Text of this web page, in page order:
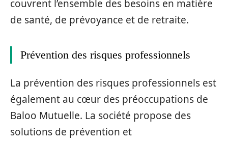
couvrent l’ensemble des besoins en matière
de santé, de prévoyance et de retraite.
Prévention des risques professionnels
La prévention des risques professionnels est
également au cœur des préoccupations de
Baloo Mutuelle. La société propose des
solutions de prévention et